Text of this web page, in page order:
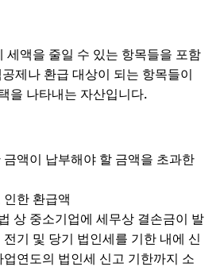
세액을 줄일 수 있는 항목들을 포함
제나 환급 대상이 되는 항목들이
을 나타내는 자산입니다.
액이 납부해야 할 금액을 초과한
한 환급액
상 중소기업에 세무상 결손금이 발
기 및 당기 법인세를 기한 내에 신
연도의 법인세 신고 기한까지 소